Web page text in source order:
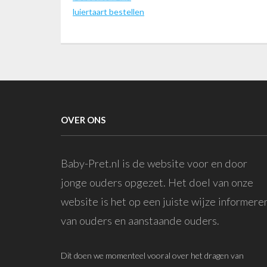
luiertaart bestellen
OVER ONS
Baby-Pret.nl is de website voor en door
jonge ouders opgezet. Het doel van onze
website is het op een juiste wijze
van ouders en aanstaande ouders.
Dit doen we momenteel vooral over het dragen van